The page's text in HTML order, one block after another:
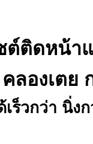
ต์ติดหน้า
องเตย
ร็วกว่า นิ่ง